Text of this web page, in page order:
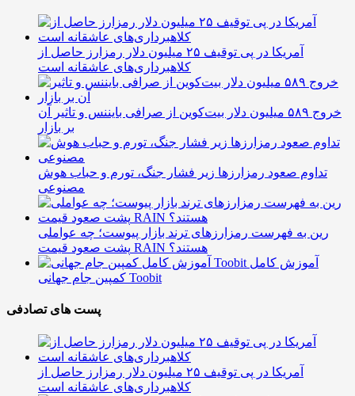
آمریکا در پی توقیف ۲۵ میلیون دلار رمزارز حاصل از
کلاهبرداری‌های عاشقانه است
خروج ۵۸۹ میلیون دلار بیت‌کوین از صرافی بایننس و تاثیر آن
بر بازار
تداوم صعود رمزارزها زیر فشار جنگ، تورم و حباب هوش
مصنوعی
رین به فهرست رمزارزهای ترند بازار پیوست؛ چه عواملی
پشت صعود قیمت RAIN هستند؟
آموزش کامل
کمپین جام جهانی Toobit
پست های تصادفی
آمریکا در پی توقیف ۲۵ میلیون دلار رمزارز حاصل از
کلاهبرداری‌های عاشقانه است